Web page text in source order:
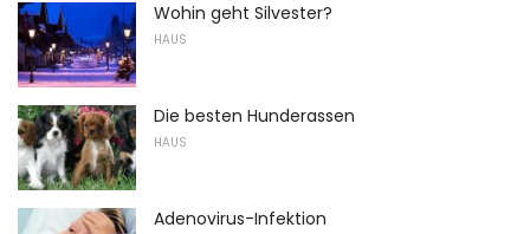
Wohin geht Silvester?
HAUS
Die besten Hunderassen
HAUS
Adenovirus-Infektion